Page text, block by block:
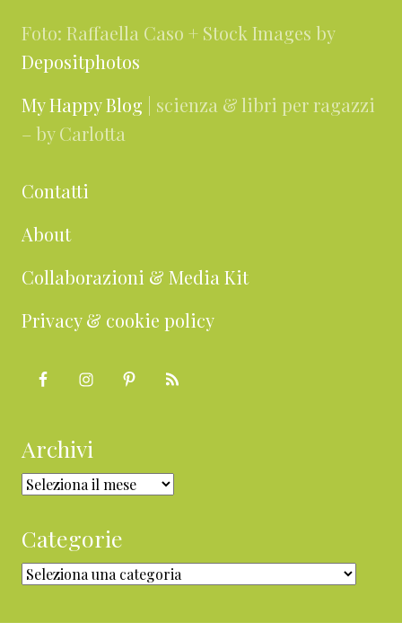
Foto: Raffaella Caso + Stock Images by
Depositphotos
My Happy Blog | scienza & libri per ragazzi
– by Carlotta
Contatti
About
Collaborazioni & Media Kit
Privacy & cookie policy
Archivi
Archivi
Categorie
Categorie